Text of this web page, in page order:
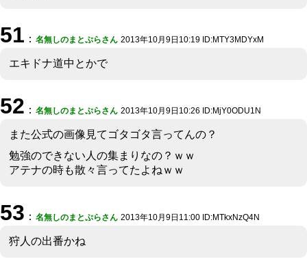
51 ： 名無しのまとぷらさん 2013年10月9日10:19 ID:MTY3MDYxM
エキドナ道中とかで
52 ： 名無しのまとぷらさん 2013年10月9日10:26 ID:MjY0ODU1N
また公式の画像見てゴタゴタ言ってんの？
勉強のできない人の集まりなの？ｗｗ
アテナの時も散々言ってたよねｗｗ
53 ： 名無しのまとぷらさん 2013年10月9日11:00 ID:MTkxNzQ4N
狩人の出番かね